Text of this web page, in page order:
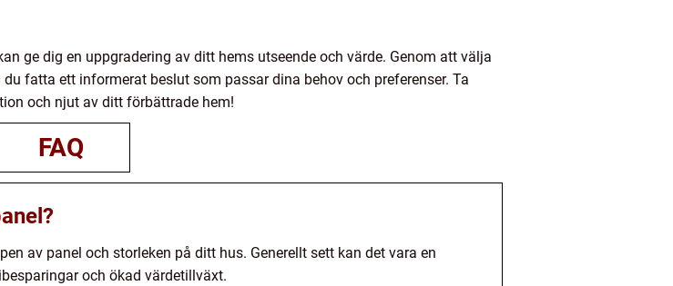
ge dig en uppgradering av ditt hems utseende och värde. Genom att välja
fatta ett informerat beslut som passar dina behov och preferenser. Ta
och njut av ditt förbättrade hem!
FAQ
av panel och storleken på ditt hus. Generellt sett kan det vara en
och ökad värdetillväxt.